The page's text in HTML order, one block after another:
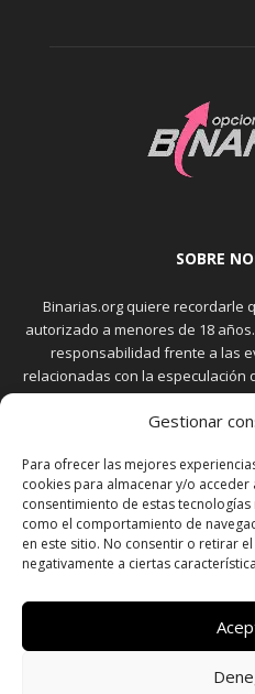
Gestionar
Para ofrecer las mejores
cookies para almacenar y/o
consentimiento de estas
como el comportamiento de
en este sitio. No consentir o retirar
negativamente a ciertas
SOBRE
Binarias.org quiere recordarle
autorizado a menores de 18
responsabilidad frente a las
relacionadas con la especulación
El trading en el mercado de
elevados. Usted debe